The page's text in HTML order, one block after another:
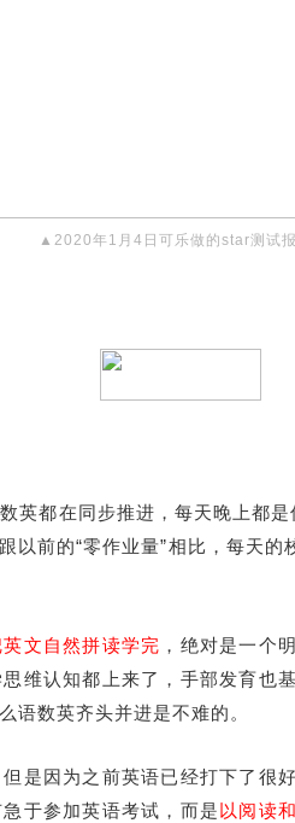
▲2020年1月4日可乐做的star测试
英都在同步推进，每天晚上都
以前的“零作业量”相比，每天
文自然拼读学完 ，绝对是一个
维认知都上来了，手部发育也
语数英齐头并进是不难的。
是因为之前英语已经打下了很
于参加英语考试，而是 以阅读